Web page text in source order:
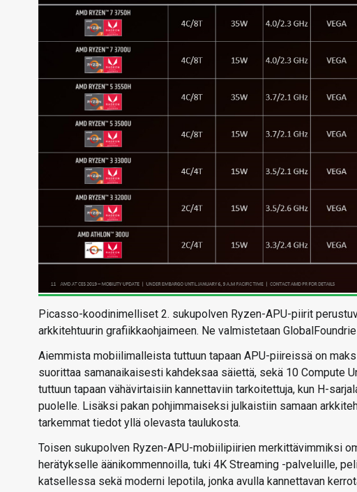
Picasso-koodinimelliset 2. sukupolven Ryzen-APU-piirit
arkkitehtuurin grafiikkaohjaimeen. Ne valmistetaan
Aiemmista mobiilimalleista tuttuun tapaan APU-piireissä on
suorittaa samanaikaisesti kahdeksaa säiettä, sekä 10 Compute
tuttuun tapaan vähävirtaisiin kannettaviin tarkoitettuja, kun H-
puolelle. Lisäksi pakan pohjimmaiseksi julkaistiin samaan
tarkemmat tiedot yllä olevasta taulukosta.
Toisen sukupolven Ryzen-APU-mobiilipiirien merkittävimmiksi
herätykselle äänikommennoilla, tuki 4K Streaming -palveluille,
katsellessa sekä moderni lepotila, jonka avulla kannettavan